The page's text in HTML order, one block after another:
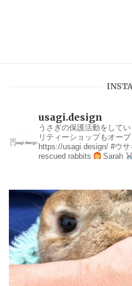
usagi.design
うさぎの保護活動をしてい
リティーショップもオープ
https://usagi.design/ #ウサ
rescued rabbits
Sarah